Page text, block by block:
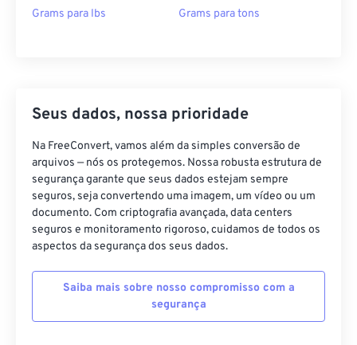
Grams para lbs Grams para tons
Seus dados, nossa prioridade
Na FreeConvert, vamos além da simples conversão de
arquivos — nós os protegemos. Nossa robusta estrutura de
segurança garante que seus dados estejam sempre
seguros, seja convertendo uma imagem, um vídeo ou um
documento. Com criptografia avançada, data centers
seguros e monitoramento rigoroso, cuidamos de todos os
aspectos da segurança dos seus dados.
Saiba mais sobre nosso compromisso com a
segurança